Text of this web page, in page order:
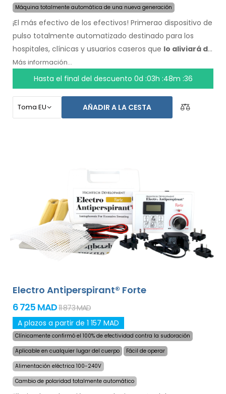
Máquina totalmente automática de una nueva generación
¡El más efectivo de los efectivos! Primerao dispositivo de
pulso totalmente automatizado destinado para los
hospitales, clínicas y usuarios caseros que lo aliviará de
la sudoración incluso por varios meses con una sola
aplicación. Al comienzo del tratamiento, solo escoge el
área afectada por la sudoración excesiva y la
(incluido en el paquete básico). Con adaptadores
adicionales, la sudoración excesiva de la cabeza, frente,
abdomen, espalda, nalgas, pecho y otras partes del
cuerpo también pueden ser tratados con éxito y por
largo tiempo.¡Garantía de devolución de dinero en
caso de insatisfacción y envío exprés en todo el
Más información...
Hasta el final del descuento 0d :03h :48m :36
AÑADIR A LA CESTA
Electro Antiperspirant® Forte
6 725 MAD11 873 MAD
A plazos a partir de 1 157 MAD
Clínicamente confirmó el 100% de efectividad contra la sudoración
Aplicable en cualquier lugar del cuerpo
Fácil de operar
Alimentación eléctrica 100-240V
Cambio de polaridad totalmente automático